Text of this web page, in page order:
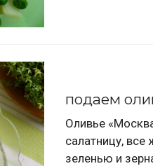
подаем
Оливье
салатницу,
зеленью и